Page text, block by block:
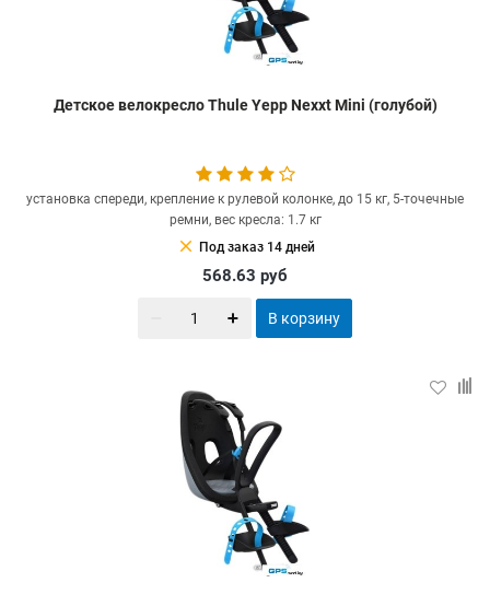
Детское велокресло Thule Yepp Nexxt Mini (голубой)
установка спереди, крепление к рулевой колонке, до 15 кг, 5-точечные
ремни, вес кресла: 1.7 кг
clear Под заказ 14 дней
568.63 руб
В корзину